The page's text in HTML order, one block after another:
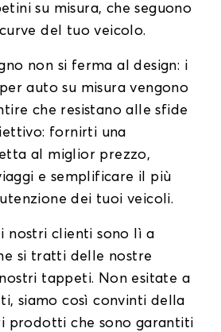
su misura, che seguono
del tuo veicolo.
non si ferma al design: i
auto su misura vengono
che resistano alle sfide
fornirti una
al miglior prezzo,
e semplificare il più
dei tuoi veicoli.
nostri clienti sono lì a
si tratti delle nostre
tappeti. Non esitate a
siamo così convinti della
prodotti che sono garantiti